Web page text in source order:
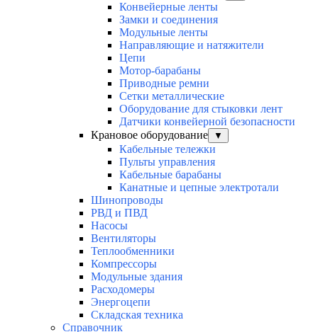
Конвейерные ленты
Замки и соединения
Модульные ленты
Направляющие и натяжители
Цепи
Мотор-барабаны
Приводные ремни
Сетки металлические
Оборудование для стыковки лент
Датчики конвейерной безопасности
Крановое оборудование
▼
Кабельные тележки
Пульты управления
Кабельные барабаны
Канатные и цепные электротали
Шинопроводы
РВД и ПВД
Насосы
Вентиляторы
Теплообменники
Компрессоры
Модульные здания
Расходомеры
Энергоцепи
Складская техника
Справочник